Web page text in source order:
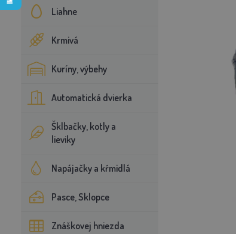
Liahne
Krmivá
Kuríny, výbehy
Automatická dvierka
Šklbačky, kotly a
lieviky
Napájačky a kŕmidlá
Pasce, Sklopce
Znáškovej hniezda